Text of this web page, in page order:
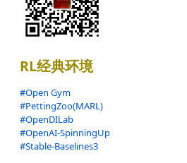
RL经典环境
#Open Gym
#PettingZoo(MARL)
#OpenDILab
#OpenAI-SpinningUp
#Stable-Baselines3